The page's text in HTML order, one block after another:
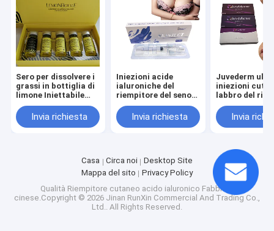
Sero per dissolvere i
grassi in bottiglia di
limone Iniettabile
Perdere peso per
aiutare a ridurre il
grasso ostinato
Invia richiesta
Iniezioni acide
ialuroniche del
riempitore del seno
di Skinject 10ml
Invia richiesta
Juvederm
iniezioni
labbro del
per il
sexy delle
Invia
Casa Circa noi
Desktop Site
Mappa del sito
Privacy Policy
Qualità Riempitore cutaneo acido ialuronico Fabbrica
cinese.Copyright © 2026 Jinan RunXin Commercial And Trading Co.,
Ltd.. All Rights Reserved.